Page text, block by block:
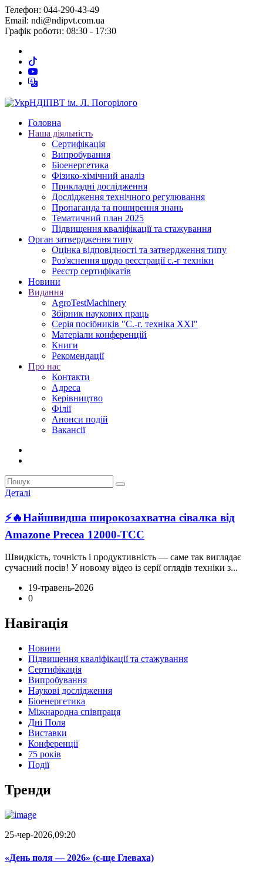
Телефон: 044-290-43-49
Email: ndi@ndipvt.com.ua
Графік роботи: 08:30 - 17:30
Головна
Наша діяльність
Сертифікація
Випробування
Біоенергетика
Фізико-хімічний аналіз
Прикладні дослідження
Дослідження технічного регулювання
Пропаганда та поширення знань
Тематичний план 2025
Підвищення кваліфікації та стажування
Орган затвердження типу
Оцінка відповідності та затвердження типу
Роз'яснення щодо реєстрації с.-г техніки
Реєстр сертифікатів
Новини
Видання
AgroTestMachinery
Збірник наукових праць
Серія посібників "С.-г. техніка XXI"
Матеріали конференцій
Книги
Рекомендації
Про нас
Контакти
Адреса
Керівництво
Філії
Анонси подій
Вакансії
Деталі
⚡🔥Найшвидша широкозахватна сівалка від
Amazone Precea 12000-ТСС
Швидкість, точність і продуктивність — саме так виглядає
сучасний посів! У новому відео із серії оглядів техніки з...
19-травень-2026
0
Навігація
Новини
Підвищення кваліфікації та стажування
Сертифікація
Випробування
Наукові дослідження
Біоенергетика
Міжнародна співпраця
Дні Поля
Виставки
Конференції
75 років
Події
Тренди
25-чер-2026,09:20
«День поля — 2026» (c-ще Глеваха)